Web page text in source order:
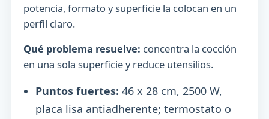
potencia, formato y superficie la colocan en un
perfil claro.
Qué problema resuelve: concentra la cocción
en una sola superficie y reduce utensilios.
Puntos fuertes: 46 x 28 cm, 2500 W,
placa lisa antiadherente; termostato o